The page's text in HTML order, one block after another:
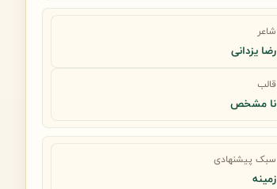
شاعر
رضا یزدانی
قالب
نا مشخص
سبک پیشنهادی
زمینه